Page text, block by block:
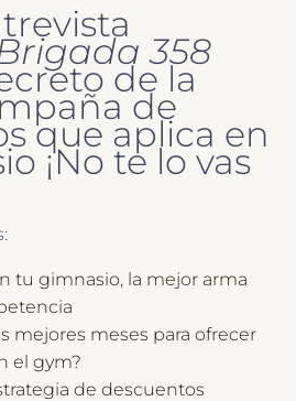
358
de la
de
que aplica en
¡No te lo vas
tu gimnasio, la mejor arma
mejores meses para ofrecer
el gym?
de descuentos